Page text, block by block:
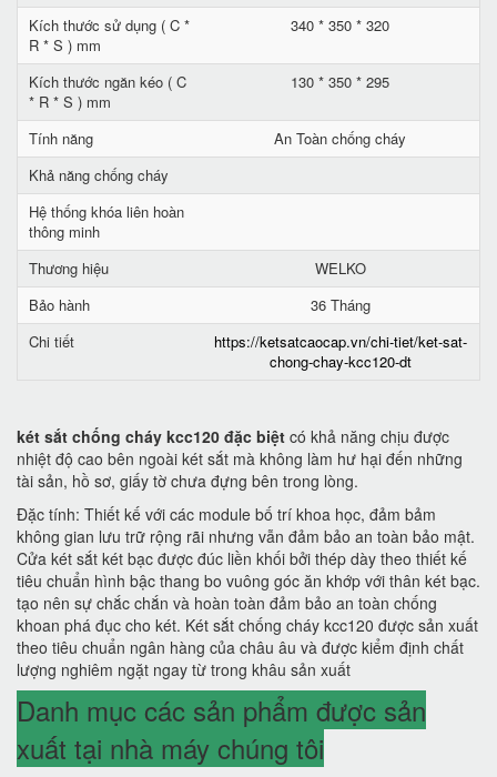
Kích thước sử dụng ( C *
R * S ) mm
340 * 350 * 320
Kích thước ngăn kéo ( C
* R * S ) mm
130 * 350 * 295
Tính năng
An Toàn chống cháy
Khả năng chống cháy
Hệ thống khóa liên hoàn
thông minh
Thương hiệu
WELKO
Bảo hành
36 Tháng
Chi tiết
https://ketsatcaocap.vn/chi-tiet/ket-sat-
chong-chay-kcc120-dt
két sắt chống cháy kcc120 đặc biệt có khả năng chịu được
nhiệt độ cao bên ngoài két sắt mà không làm hư hại đến những
tài sản, hồ sơ, giấy tờ chưa đựng bên trong lòng.
Đặc tính: Thiết kế với các module bố trí khoa học, đảm bảm
không gian lưu trữ rộng rãi nhưng vẫn đảm bảo an toàn bảo mật.
Cửa két sắt két bạc được đúc liền khối bởi thép dày theo thiết kế
tiêu chuẩn hình bậc thang bo vuông góc ăn khớp với thân két bạc.
tạo nên sự chắc chắn và hoàn toàn đảm bảo an toàn chống
khoan phá đục cho két. Két sắt chống cháy kcc120 được sản xuất
theo tiêu chuẩn ngân hàng của châu âu và được kiểm định chất
lượng nghiêm ngặt ngay từ trong khâu sản xuất
Danh mục các sản phẩm được sản
xuất tại nhà máy chúng tôi